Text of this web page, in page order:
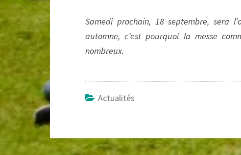
Samedi prochain, 18 septembre, sera
automne, c’est pourquoi la messe
nombreux.
Actualités